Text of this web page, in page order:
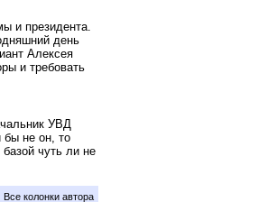
и президента.
день
Алексея
и требовать
УВД
бы не он, то
чуть ли не
Все колонки автора